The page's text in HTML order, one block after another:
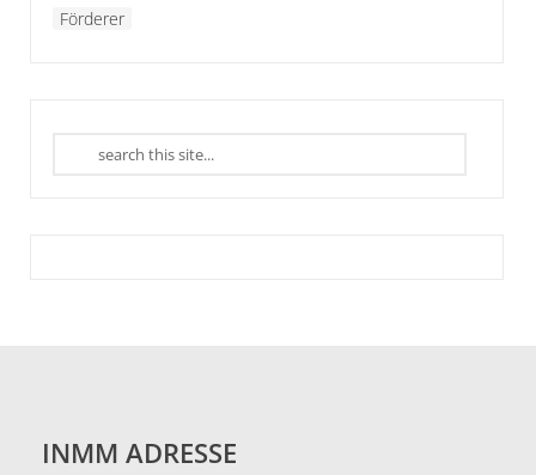
Förderer
INMM ADRESSE